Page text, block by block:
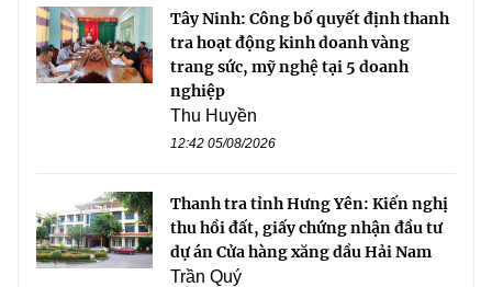
Tây Ninh: Công bố quyết định thanh
tra hoạt động kinh doanh vàng
trang sức, mỹ nghệ tại 5 doanh
nghiệp
Thu Huyền
12:42 05/08/2026
Thanh tra tỉnh Hưng Yên: Kiến nghị
thu hồi đất, giấy chứng nhận đầu tư
dự án Cửa hàng xăng dầu Hải Nam
Trần Quý